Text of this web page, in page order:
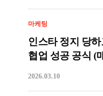
마케팅
인스타 정지 당
협업 성공 공식 (
2026.03.10